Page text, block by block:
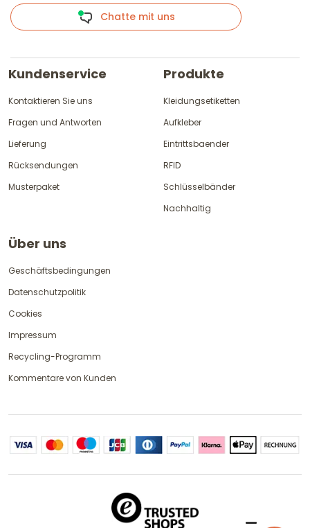
Chatte mit uns
Kundenservice
Kontaktieren Sie uns
Fragen und Antworten
Lieferung
Rücksendungen
Musterpaket
Produkte
Kleidungsetiketten
Aufkleber
Eintrittsbaender
RFID
Schlüsselbänder
Nachhaltig
Über uns
Geschäftsbedingungen
Datenschutzpolitik
Cookies
Impressum
Recycling-Programm
Kommentare von Kunden